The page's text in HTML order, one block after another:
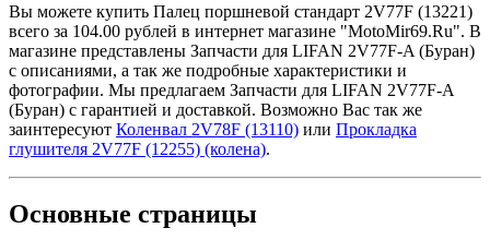
Вы можете купить Палец поршневой стандарт 2V77F (13221)
всего за 104.00 рублей в интернет магазине "MotoMir69.Ru". В
магазине представлены Запчасти для LIFAN 2V77F-A (Буран)
с описаниями, а так же подробные характеристики и
фотографии. Мы предлагаем Запчасти для LIFAN 2V77F-A
(Буран) с гарантией и доставкой. Возможно Вас так же
заинтересуют Коленвал 2V78F (13110) или Прокладка
глушителя 2V77F (12255) (колена).
Основные страницы